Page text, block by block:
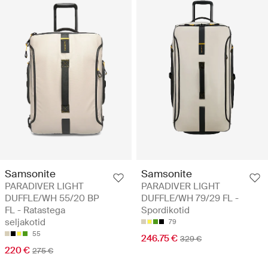
Samsonite
PARADIVER LIGHT
DUFFLE/WH 55/20 BP
FL - Ratastega
seljakotid
55
220 € 275 €
Samsonite
PARADIVER LIGHT
DUFFLE/WH 79/29 FL -
Spordikotid
79
246.75 € 329 €